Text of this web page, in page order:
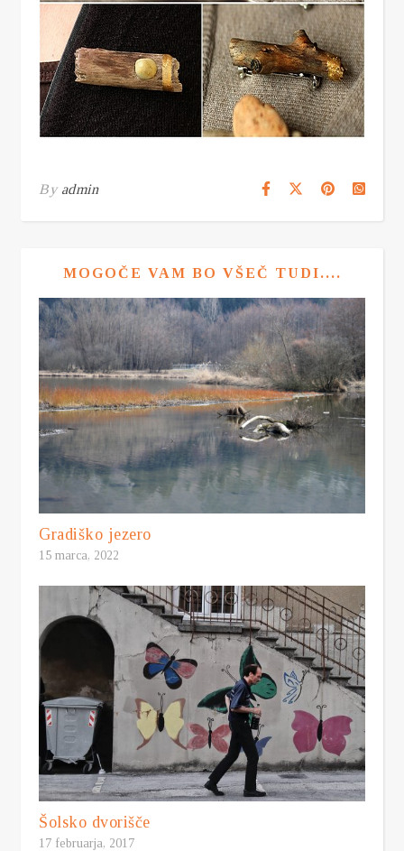
By admin
MOGOČE VAM BO VŠEČ TUDI....
Gradiško jezero
15 marca, 2022
Šolsko dvorišče
17 februarja, 2017